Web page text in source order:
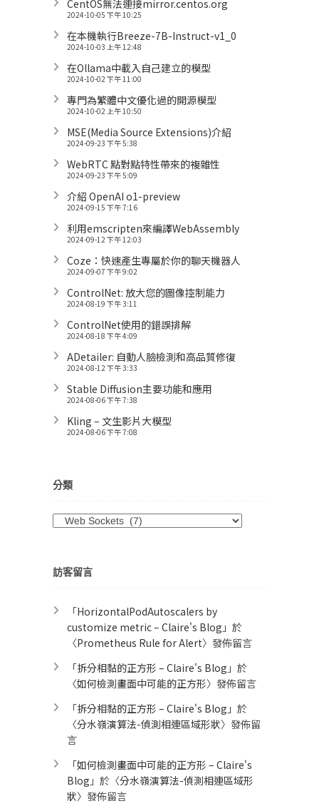
CentOS無法連接mirror.centos.org
2024-10-05 下午 10:25
在本機執行Breeze-7B-Instruct-v1_0
2024-10-03 上午 12:48
在Ollama中載入自己建立的模型
2024-10-02 下午 11:00
專門為繁體中文優化過的開源模型
2024-10-02 上午 10:50
MSE(Media Source Extensions)介紹
2024-09-23 下午 5:38
WebRTC 點對點特性帶來的複雜性
2024-09-23 下午 5:09
介紹 OpenAI o1-preview
2024-09-15 下午 7:16
利用emscripten來編譯WebAssembly
2024-09-12 下午 12:03
Coze：快速產生專屬於你的聊天機器人
2024-09-07 下午 9:02
ControlNet: 放大您的圖像控制能力
2024-08-19 下午 3:11
ControlNet使用的錯誤排解
2024-08-18 下午 4:09
ADetailer: 自動人臉檢測和高品質修復
2024-08-12 下午 3:33
Stable Diffusion主要功能和應用
2024-08-06 下午 7:38
Kling – 文生影片大模型
2024-08-06 下午 7:08
分類
分
訪客留言
「HorizontalPodAutoscalers by
customize metric – Claire's Blog 」於
〈Prometheus Rule for Alert​〉發佈留言
「拆分相黏的正方形 – Claire's Blog 」於
〈如何檢測畫面中可能的正方形〉發佈留言
「拆分相黏的正方形 – Claire's Blog 」於
〈分水嶺演算法-偵測相連區域形狀〉發佈留
言
「如何檢測畫面中可能的正方形 – Claire's
Blog 」於〈分水嶺演算法-偵測相連區域形
狀〉發佈留言